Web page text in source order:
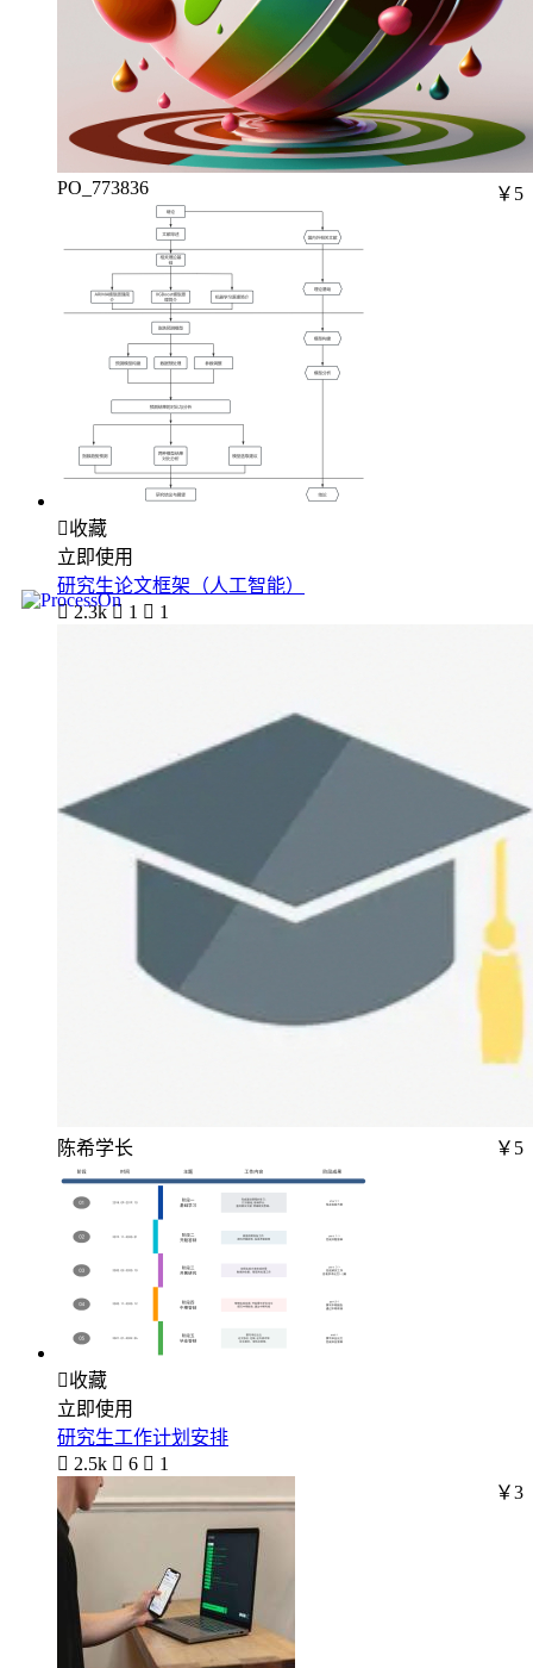
PO_773836 ￥5
收藏
立即使用
研究生论文框架（人工智能）
 2.3k  1  1
陈希学长 ￥5
收藏
立即使用
研究生工作计划安排
 2.5k  6  1
￥3